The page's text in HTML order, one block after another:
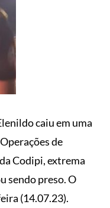
caiu em uma
de
Codipi, extrema
sendo preso. O
(14.07.23).